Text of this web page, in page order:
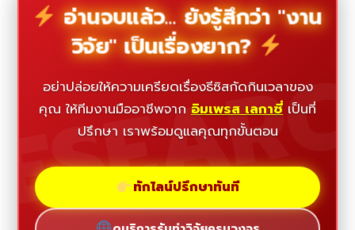
อ่านจบแล้ว... ยังรู้สึกว่า "งาน
วิจัย" เป็นเรื่องยาก?
อย่าปล่อยให้ความเครียดเรื่องธีซิสกัดกินเวลาของ
คุณ ให้ทีมงานมืออาชีพจาก อิมเพรส เลกาซี่ เป็นที่
ปรึกษา เราพร้อมดูแลคุณทุกขั้นตอน
ทักไลน์ปรึกษาทันที